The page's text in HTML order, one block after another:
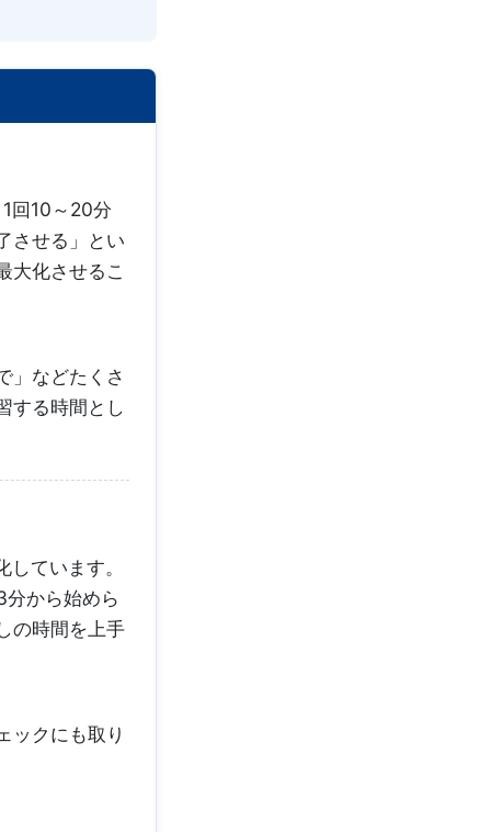
回10～20分
させる」とい
大化させるこ
」などたくさ
する時間とし
ています。
から始めら
の時間を上手
ックにも取り